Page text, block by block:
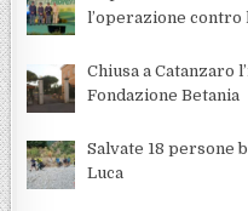
l’operazione
Chiusa a Catanzaro
Fondazione Betania
Salvate 18 persone
Luca